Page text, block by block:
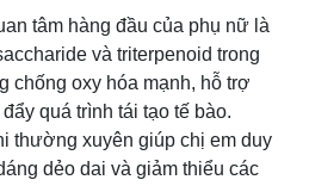
tâm hàng đầu của phụ nữ là
và triterpenoid trong
chống oxy hóa mạnh, hỗ trợ
quá trình tái tạo tế bào.
thường xuyên giúp chị em duy
dẻo dai và giảm thiểu các